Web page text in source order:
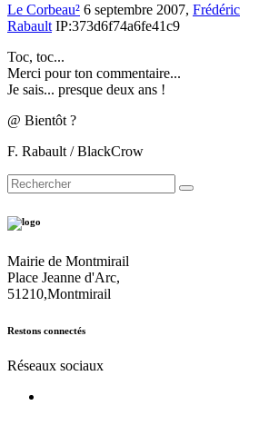
Le Corbeau² 6 septembre 2007, Frédéric
Rabault IP:373d6f74a6fe41c9
Toc, toc...
Merci pour ton commentaire...
Je sais... presque deux ans !
@ Bientôt ?
F. Rabault / BlackCrow
Mairie de Montmirail
Place Jeanne d'Arc,
51210,Montmirail
Restons connectés
Réseaux sociaux